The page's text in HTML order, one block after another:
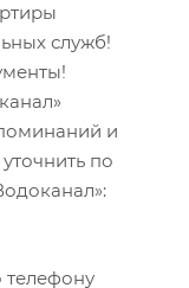
служб!
и
по